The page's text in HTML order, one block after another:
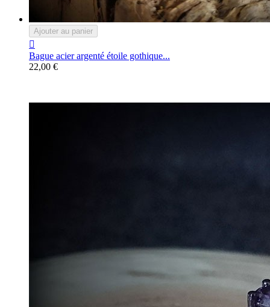
Ajouter au panier

Bague acier argenté étoile gothique...
22,00 €